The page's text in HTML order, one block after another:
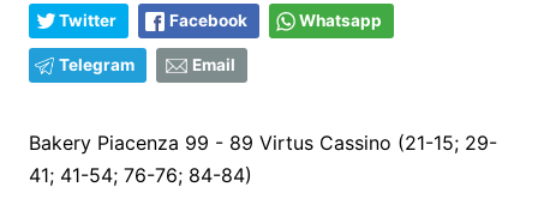
Twitter Facebook Whatsapp
Telegram Email
Bakery Piacenza 99 - 89 Virtus Cassino (21-15; 29-
41; 41-54; 76-76; 84-84)